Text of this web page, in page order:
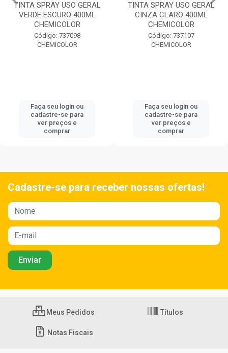
TINTA SPRAY USO GERAL
VERDE ESCURO 400ML
CHEMICOLOR
Código: 737098
CHEMICOLOR
Faça seu login ou
cadastre-se para
ver preços e
comprar
TINTA SPRAY USO GERAL
CINZA CLARO 400ML
CHEMICOLOR
Código: 737107
CHEMICOLOR
Faça seu login ou
cadastre-se para
ver preços e
comprar
Cadastre-se para receber nossas ofertas!
Meus Pedidos Títulos
Notas Fiscais